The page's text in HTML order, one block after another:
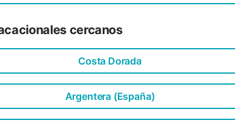
cercanos
Costa Dorada
Argentera (España)